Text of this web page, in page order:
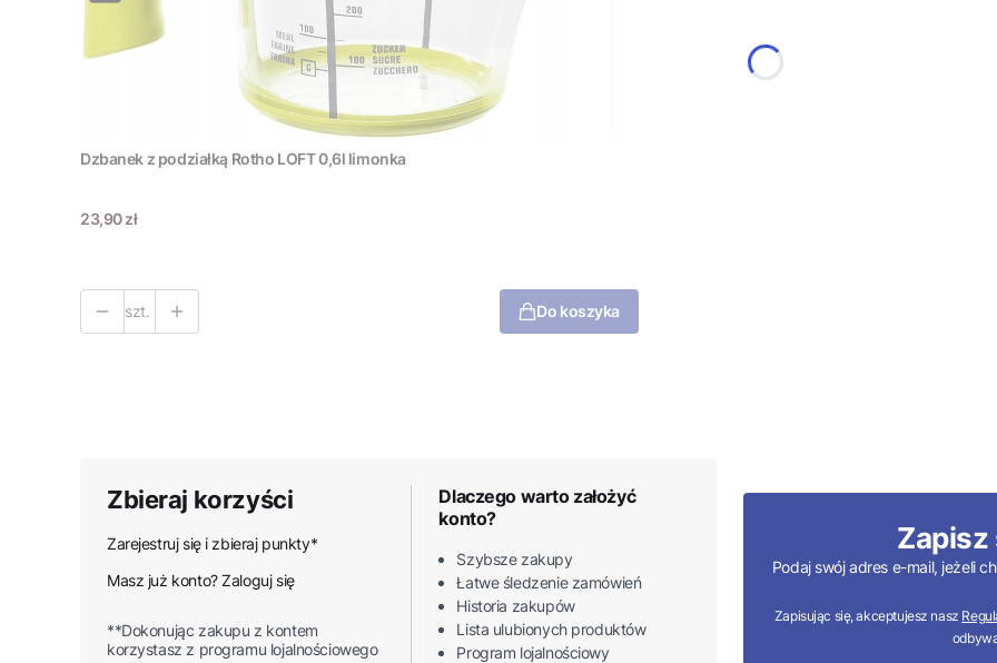
Dzbanek z podziałką Rotho LOFT 0,6l limonka
Cena
23,90 zł
szt. Do koszyka
Zbieraj korzyści
Zarejestruj się i zbieraj punkty*
Masz już konto? Zaloguj się
**Dokonując zakupu z kontem
korzystasz z programu lojalnościowego
Dlaczego warto założyć
konto?
Szybsze zakupy
Łatwe śledzenie zamówień
Historia zakupów
Lista ulubionych produktów
Program lojalnościowy
Podaj swój adres e-mail, jeżeli
Zapisując się, akceptujesz nasz